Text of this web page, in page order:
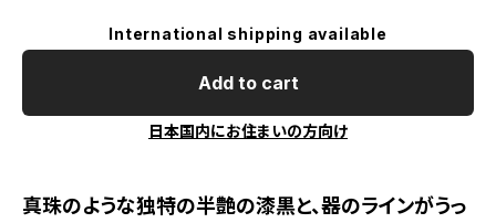
International shipping available
Add to cart
日本国内にお住まいの方向け
真珠のような独特の半艶の漆黒と、器のラインがうっ